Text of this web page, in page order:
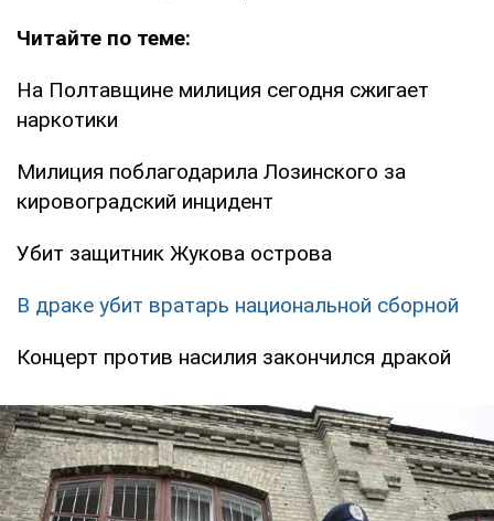
Читайте по теме:
На Полтавщине милиция сегодня сжигает
наркотики
Милиция поблагодарила Лозинского за
кировоградский инцидент
Убит защитник Жукова острова
В драке убит вратарь национальной сборной
Концерт против насилия закончился дракой